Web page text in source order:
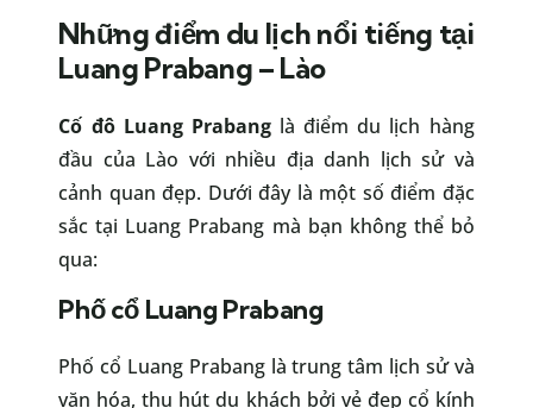
Những điểm du lịch nổi tiếng tại
Luang Prabang – Lào
Cố đô Luang Prabanglà điểm du lịch hàng
đầu của Lào với nhiều địa danh lịch sử và
cảnh quan đẹp. Dưới đây là một số điểm đặc
sắc tại Luang Prabang mà bạn không thể bỏ
qua:
Phố cổ Luang Prabang
Phố cổ Luang Prabang là trung tâm lịch sử và
văn hóa, thu hút du khách bởi vẻ đẹp cổ kính